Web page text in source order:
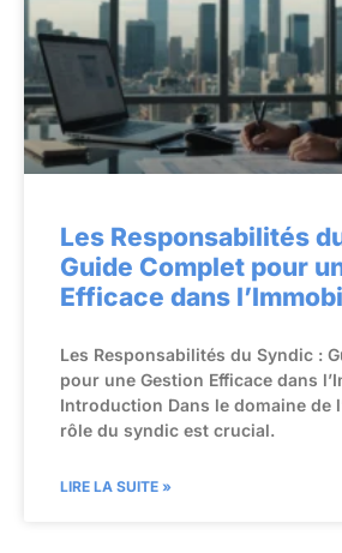
Les Responsabilités
Guide Complet pour
Efficace dans
Les Responsabilités du Syndic :
pour une Gestion Efficace dans
Introduction Dans le domaine de
rôle du syndic est crucial.
LIRE LA SUITE »